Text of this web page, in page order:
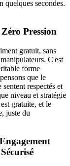
quelques secondes.
Pression
gratuit, sans
C'est
forme
que le
respectés et
niveau et stratégie
gratuite, et le
juste du